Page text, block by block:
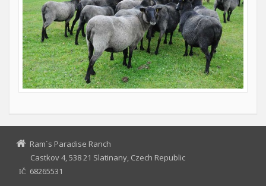
Ram´s Paradise Ranch
Castkov 4, 538 21 Slatinany, Czech Republic
IČ
68265531